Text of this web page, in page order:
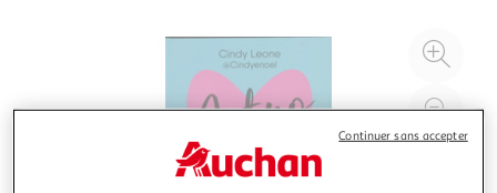
à
Continuer sans accepter